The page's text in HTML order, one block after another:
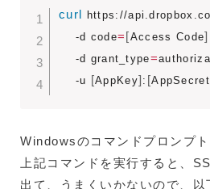
curl https://
    -d code
=[Access Code]
    -d grant_type
=
    -u
[AppKey] : [AppSecret
Windowsのコマンドプロンプ
上記コマンドを実行すると、
出て、うまくいかないので、